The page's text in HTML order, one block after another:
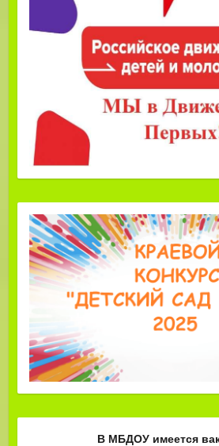
В МБДОУ имеется